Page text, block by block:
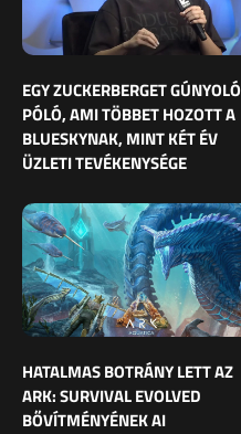
EGY ZUCKERBERGET GÚNYOLÓ
PÓLÓ, AMI TÖBBET HOZOTT A
BLUESKYNAK, MINT KÉT ÉV
ÜZLETI TEVÉKENYSÉGE
HATALMAS BOTRÁNY LETT AZ
ARK: SURVIVAL EVOLVED
BŐVÍTMÉNYÉNEK AI